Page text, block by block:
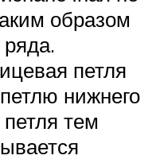
образом
петля
нижнего
тем